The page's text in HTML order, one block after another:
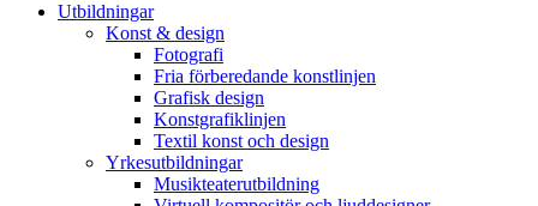
Utbildningar
Konst & design
Fotografi
Fria förberedande konstlinjen
Grafisk design
Konstgrafiklinjen
Textil konst och design
Yrkesutbildningar
Musikteaterutbildning